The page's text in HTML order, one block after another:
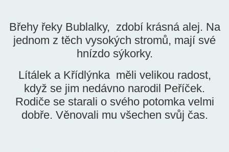
Břehy řeky Bublalky, zdobí krásná alej. Na
jednom z těch vysokých stromů, mají své
hnízdo sýkorky.
Lítálek a Křídlýnka měli velikou radost,
když se jim nedávno narodil Peříček.
Rodiče se starali o svého potomka velmi
dobře. Věnovali mu všechen svůj čas.